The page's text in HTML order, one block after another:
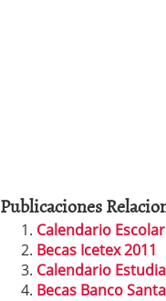
Publicaciones
Calendario
Becas Icetex 2011
Calendario
Becas Banco